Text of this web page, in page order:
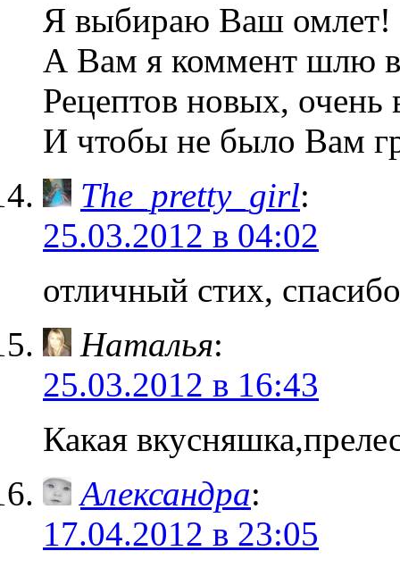
Я выбираю Ваш омлет!
А Вам я коммент шлю в
Рецептов новых, очень
И чтобы не было Вам
The_pretty_girl:
25.03.2012 в 04:02
отличный стих,
Наталья:
25.03.2012 в 16:43
Какая
Александра:
17.04.2012 в 23:05